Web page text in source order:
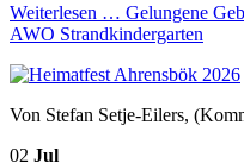
Weiterlesen … Gelungene
AWO Strandkindergarten
Von Stefan Setje-Eilers,
02 Jul